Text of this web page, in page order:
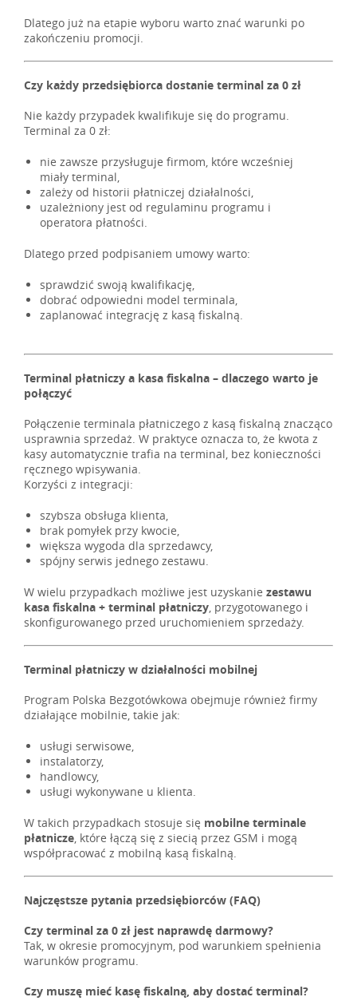
Dlatego już na etapie wyboru warto znać warunki po
zakończeniu promocji.
Czy każdy przedsiębiorca dostanie terminal za 0 zł
Nie każdy przypadek kwalifikuje się do programu.
Terminal za 0 zł:
nie zawsze przysługuje firmom, które wcześniej
miały terminal,
zależy od historii płatniczej działalności,
uzależniony jest od regulaminu programu i
operatora płatności.
Dlatego przed podpisaniem umowy warto:
sprawdzić swoją kwalifikację,
dobrać odpowiedni model terminala,
zaplanować integrację z kasą fiskalną.
Terminal płatniczy a kasa fiskalna – dlaczego warto je
połączyć
Połączenie terminala płatniczego z kasą fiskalną znacząco
usprawnia sprzedaż. W praktyce oznacza to, że kwota z
kasy automatycznie trafia na terminal, bez konieczności
ręcznego wpisywania.
Korzyści z integracji:
szybsza obsługa klienta,
brak pomyłek przy kwocie,
większa wygoda dla sprzedawcy,
spójny serwis jednego zestawu.
W wielu przypadkach możliwe jest uzyskanie zestawu
kasa fiskalna + terminal płatniczy , przygotowanego i
skonfigurowanego przed uruchomieniem sprzedaży.
Terminal płatniczy w działalności mobilnej
Program Polska Bezgotówkowa obejmuje również firmy
działające mobilnie, takie jak:
usługi serwisowe,
instalatorzy,
handlowcy,
usługi wykonywane u klienta.
W takich przypadkach stosuje się mobilne terminale
płatnicze , które łączą się z siecią przez GSM i mogą
współpracować z mobilną kasą fiskalną.
Najczęstsze pytania przedsiębiorców (FAQ)
Czy terminal za 0 zł jest naprawdę darmowy?
Tak, w okresie promocyjnym, pod warunkiem spełnienia
warunków programu.
Czy muszę mieć kasę fiskalną, aby dostać terminal?